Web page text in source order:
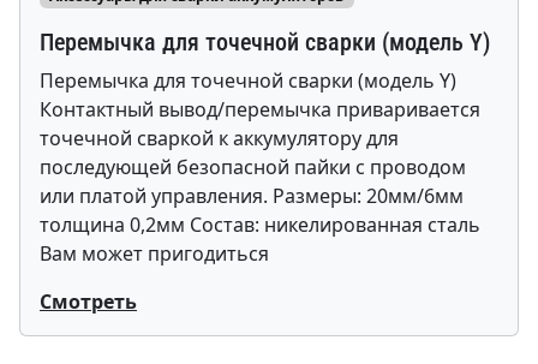
Перемычка для точечной сварки (модель Y)
Перемычка для точечной сварки (модель Y)
Контактный вывод/перемычка приваривается
точечной сваркой к аккумулятору для
последующей безопасной пайки с проводом
или платой управления. Размеры: 20мм/6мм
толщина 0,2мм Состав: никелированная сталь
Вам может пригодиться
Смотреть